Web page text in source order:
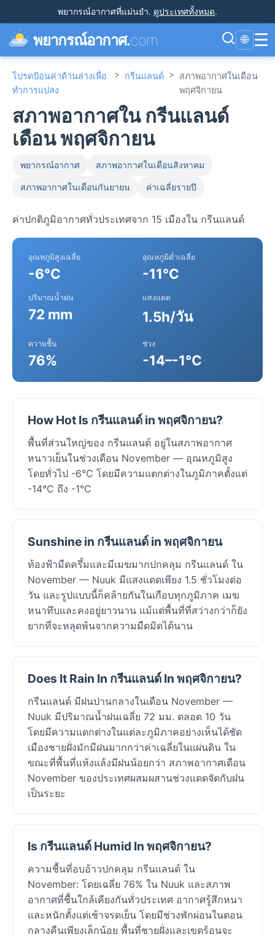
พยากรณ์อากาศที่แม่นยำ. ดูประเทศทั้งหมด.
พยากรณ์อากาศ.com 🌐 ☰
โปรดป้อนค่าด้านล่างเพื่อ
ทำการแปลง
> กรีนแลนด์ > สภาพอากาศในเดือน
พฤศจิกายน
สภาพอากาศใน กรีนแลนด์
เดือน พฤศจิกายน
พยากรณ์อากาศ สภาพอากาศในเดือนสิงหาคม
สภาพอากาศในเดือนกันยายน ค่าเฉลี่ยรายปี
ค่าปกติภูมิอากาศทั่วประเทศจาก 15 เมืองใน กรีนแลนด์
อุณหภูมิสูงเฉลี่ย
-6°C
อุณหภูมิต่ำเฉลี่ย
-11°C
ปริมาณน้ำฝน
72 mm
แสงแดด
1.5h/วัน
ความชื้น
76%
ช่วง
-14–-1°C
How Hot Is กรีนแลนด์ in พฤศจิกายน?
พื้นที่ส่วนใหญ่ของ กรีนแลนด์ อยู่ในสภาพอากาศ
หนาวเย็นในช่วงเดือน November — อุณหภูมิสูง
โดยทั่วไป -6°C โดยมีความแตกต่างในภูมิภาคตั้งแต่
-14°C ถึง -1°C
Sunshine in กรีนแลนด์ in พฤศจิกายน
ท้องฟ้ามืดครึ้มและมีเมฆมากปกคลุม กรีนแลนด์ ใน
November — Nuuk มีแสงแดดเพียง 1.5 ชั่วโมงต่อ
วัน และรูปแบบนี้ก็คล้ายกันในเกือบทุกภูมิภาค เมฆ
หนาทึบและคงอยู่ยาวนาน แม้แต่พื้นที่ที่สว่างกว่าก็ยัง
ยากที่จะหลุดพ้นจากความมืดมิดได้นาน
Does It Rain In กรีนแลนด์ In พฤศจิกายน?
กรีนแลนด์ มีฝนปานกลางในเดือน November —
Nuuk มีปริมาณน้ำฝนเฉลี่ย 72 มม. ตลอด 10 วัน
โดยมีความแตกต่างในแต่ละภูมิภาคอย่างเห็นได้ชัด
เมืองชายฝั่งมักมีฝนมากกว่าค่าเฉลี่ยในแผ่นดิน ใน
ขณะที่พื้นที่แห้งแล้งมีฝนน้อยกว่า สภาพอากาศเดือน
November ของประเทศผสมผสานช่วงแดดจัดกับฝน
เป็นระยะ
Is กรีนแลนด์ Humid In พฤศจิกายน?
ความชื้นที่อบอ้าวปกคลุม กรีนแลนด์ ใน
November: โดยเฉลี่ย 76% ใน Nuuk และสภาพ
อากาศที่ชื้นใกล้เคียงกันทั่วประเทศ อากาศรู้สึกหนา
และหนักตั้งแต่เช้าจรดเย็น โดยมีช่วงพักผ่อนในตอน
กลางคืนเพียงเล็กน้อย พื้นที่ชายฝั่งและเขตร้อนจะ